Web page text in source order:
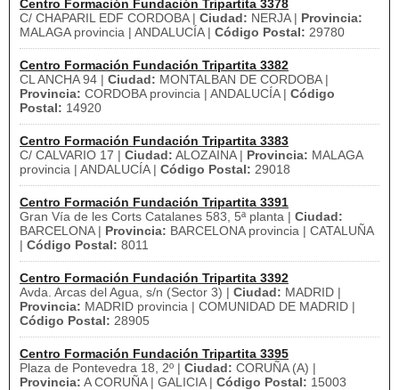
Centro Formación Fundación Tripartita 3378
C/ CHAPARIL EDF CORDOBA | Ciudad: NERJA | Provincia:
MALAGA provincia | ANDALUCÍA | Código Postal: 29780
Centro Formación Fundación Tripartita 3382
CL ANCHA 94 | Ciudad: MONTALBAN DE CORDOBA |
Provincia: CORDOBA provincia | ANDALUCÍA | Código
Postal: 14920
Centro Formación Fundación Tripartita 3383
C/ CALVARIO 17 | Ciudad: ALOZAINA | Provincia: MALAGA
provincia | ANDALUCÍA | Código Postal: 29018
Centro Formación Fundación Tripartita 3391
Gran Vía de les Corts Catalanes 583, 5ª planta | Ciudad:
BARCELONA | Provincia: BARCELONA provincia | CATALUÑA
| Código Postal: 8011
Centro Formación Fundación Tripartita 3392
Avda. Arcas del Agua, s/n (Sector 3) | Ciudad: MADRID |
Provincia: MADRID provincia | COMUNIDAD DE MADRID |
Código Postal: 28905
Centro Formación Fundación Tripartita 3395
Plaza de Pontevedra 18, 2º | Ciudad: CORUÑA (A) |
Provincia: A CORUÑA | GALICIA | Código Postal: 15003